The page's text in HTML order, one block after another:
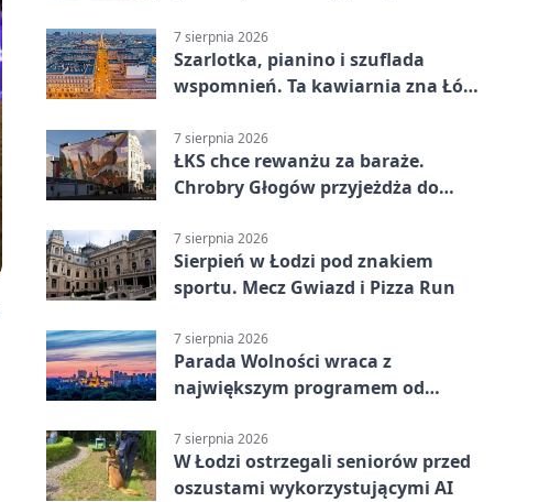
7 sierpnia 2026
Szarlotka, pianino i szuflada
wspomnień. Ta kawiarnia zna Łódź
7 sierpnia 2026
ŁKS chce rewanżu za baraże.
Chrobry Głogów przyjeżdża do
7 sierpnia 2026
Sierpień w Łodzi pod znakiem
sportu. Mecz Gwiazd i Pizza Run
7 sierpnia 2026
Parada Wolności wraca z
największym programem od
platform
7 sierpnia 2026
W Łodzi ostrzegali seniorów przed
oszustami wykorzystującymi AI